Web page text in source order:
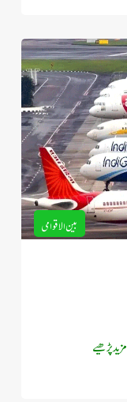
بین الاقوامی
مزید پڑھیے